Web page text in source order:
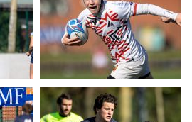
UERC